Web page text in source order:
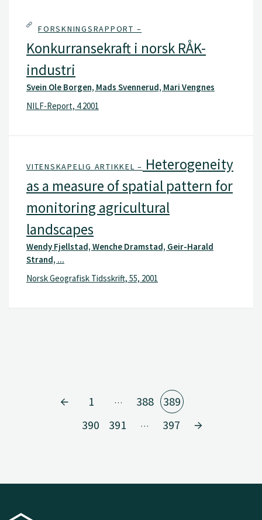
FORSKNINGSRAPPORT –
Konkurransekraft i norsk RÅK-
industri
Svein Ole Borgen, Mads Svennerud, Mari Vengnes
NILF-Report, 4 2001
VITENSKAPELIG ARTIKKEL – Heterogeneity
as a measure of spatial pattern for
monitoring agricultural
landscapes
Wendy Fjellstad, Wenche Dramstad, Geir-Harald
Strand, ...
Norsk Geografisk Tidsskrift, 55, 2001
1 … 388
389
390
391 … 397